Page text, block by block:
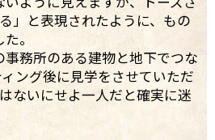
」と表現されたように、もの
。
務所のある建物と地下でつな
ング後に見学をさせていただ
ないにせよ一人だと確実に迷